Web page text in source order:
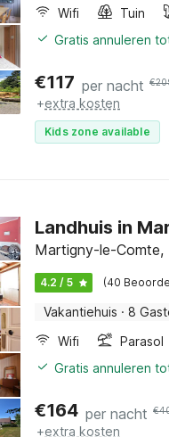
Wifi
Tuin
Gratis annuleren
€117 per nacht €
+extra kosten
Kids zone available
Landhuis in
Martigny-le-Comte,
4.2 / 5 (40
Vakantiehuis · 8
Wifi
Parasol
Gratis annuleren
€164 per nacht €
+extra kosten